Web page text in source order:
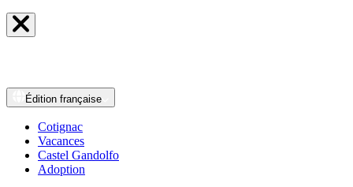
Édition française
Cotignac
Vacances
Castel Gandolfo
Adoption